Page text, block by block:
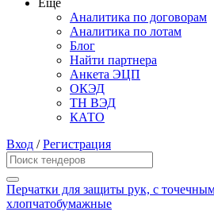
Еще
Аналитика по договорам
Аналитика по лотам
Блог
Найти партнера
Анкета ЭЦП
ОКЭД
ТН ВЭД
КАТО
Вход /Регистрация
Перчатки для защиты рук, с
хлопчатобумажные